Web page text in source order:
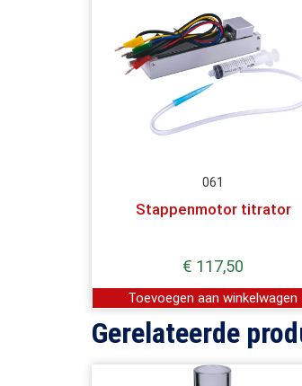
061
Stappenmotor titrator
€ 117,50
Toevoegen aan winkelwagen
Gerelateerde